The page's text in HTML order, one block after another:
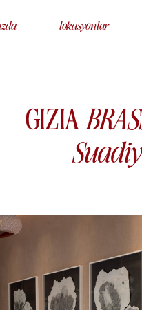
lokasyonlar
GIZIA